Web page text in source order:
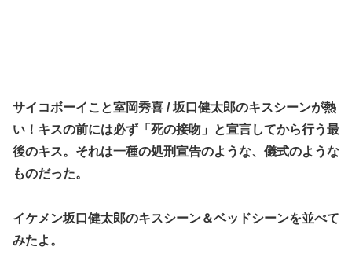
サイコボーイこと室岡秀喜 / 坂口健太郎のキスシーンが熱
い！キスの前には必ず「死の接吻」と宣言してから行う最
後のキス。それは一種の処刑宣告のような、儀式のような
ものだった。
イケメン坂口健太郎のキスシーン＆ベッドシーンを並べて
みたよ。